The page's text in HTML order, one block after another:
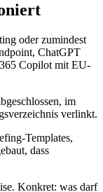
oder zumindest
ChatGPT
Copilot mit EU-
im
verlinkt.
Templates,
dass
Konkret: was darf